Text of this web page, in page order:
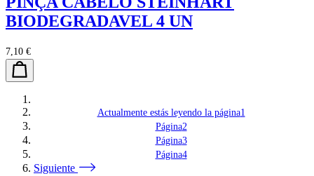
BIODEGRADAVEL 4 UN
7,10 €
Actualmente estás leyendo la página1
Página2
Página3
Página4
Siguiente